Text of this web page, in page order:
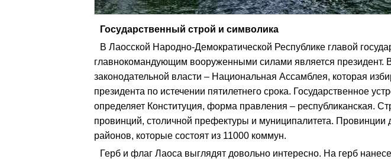
Государственный строй и символика
В Лаосской Народно-Демократической Республике главой
главнокомандующим вооруженными силами является президент.
законодательной власти – Национальная Ассамблея, которая
президента по истечении пятилетнего срока. Государственное
определяет Конституция, форма правления – республиканская.
провинций, столичной префектуры и муниципалитета. Провинции
районов, которые состоят из 11000 коммун.
Герб и флаг Лаоса выглядят довольно интересно. На герб